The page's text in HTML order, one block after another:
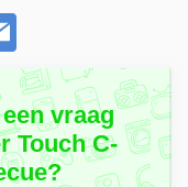
vraag
Touch C-